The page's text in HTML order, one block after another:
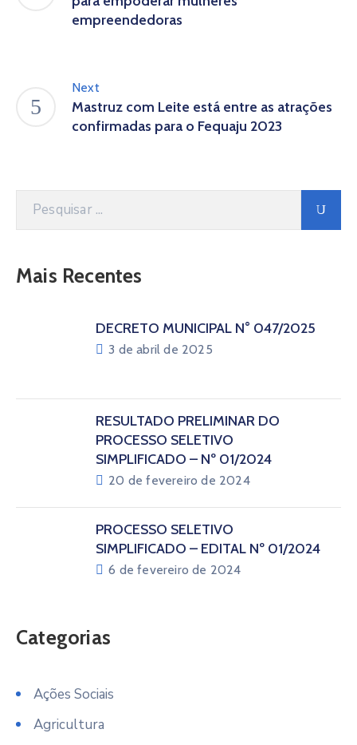
empreendedoras
Next
Mastruz com Leite está entre as atrações
confirmadas para o Fequaju 2023
Mais Recentes
DECRETO MUNICIPAL N° 047/2025
3 de abril de 2025
RESULTADO PRELIMINAR DO
PROCESSO SELETIVO
SIMPLIFICADO – Nº 01/2024
20 de fevereiro de 2024
PROCESSO SELETIVO
SIMPLIFICADO – EDITAL Nº 01/2024
6 de fevereiro de 2024
Categorias
Ações Sociais
Agricultura